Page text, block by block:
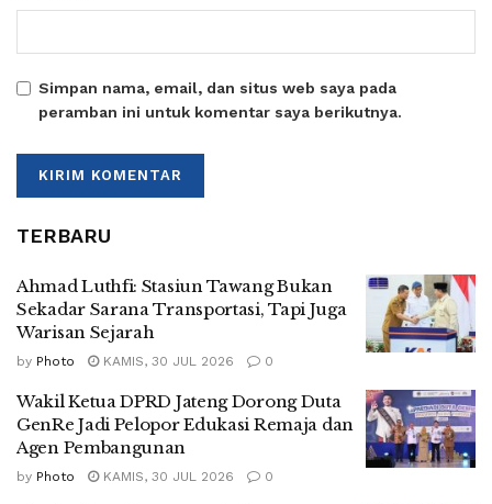
Simpan nama, email, dan situs web saya pada
peramban ini untuk komentar saya berikutnya.
TERBARU
Ahmad Luthfi: Stasiun Tawang Bukan
Sekadar Sarana Transportasi, Tapi Juga
Warisan Sejarah
by Photo KAMIS, 30 JUL 2026 0
Wakil Ketua DPRD Jateng Dorong Duta
GenRe Jadi Pelopor Edukasi Remaja dan
Agen Pembangunan
by Photo KAMIS, 30 JUL 2026 0